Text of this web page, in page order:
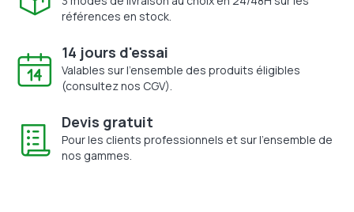
références en stock.
14 jours d'essai
Valables sur l'ensemble des produits éligibles
(consultez nos CGV).
Devis gratuit
Pour les clients professionnels et sur l'ensemble de
nos gammes.